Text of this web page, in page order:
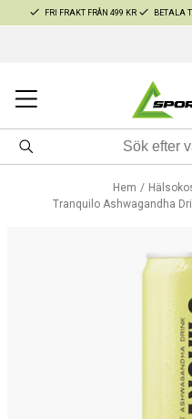
FRI FRAKT FRÅN 499 KR BETALA
Hem
Tranquilo Ashwagandha